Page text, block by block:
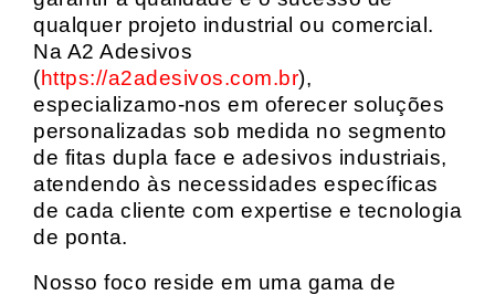
qualquer projeto industrial ou comercial.
Na A2 Adesivos
(https://a2adesivos.com.br),
especializamo-nos em oferecer soluções
personalizadas sob medida no segmento
de fitas dupla face e adesivos industriais,
atendendo às necessidades específicas
de cada cliente com expertise e tecnologia
de ponta.
Nosso foco reside em uma gama de